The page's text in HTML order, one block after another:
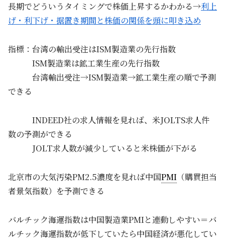
長期でどういうタイミングで株価上昇するかわかる→利上
げ・利下げ・据置き期間と株価の関係を頭に叩き込め
指標：台湾の輸出受注はISM製造業の先行指数
ISM製造業は鉱工業生産の先行指数
台湾輸出受注→ISM製造業→鉱工業生産の順で予測
できる
INDEED社の求人情報を見れば、米JOLTS求人件
数の予測ができる
JOLT求人数が減少していると米株価が下がる
北京市の大気汚染PM2.5濃度を見れば中国PMI （購買担当
者景気指数）を予測できる
バルチック海運指数は中国製造業PMIと連動しやすい＝バ
ルチック海運指数が低下していたら中国経済が悪化してい